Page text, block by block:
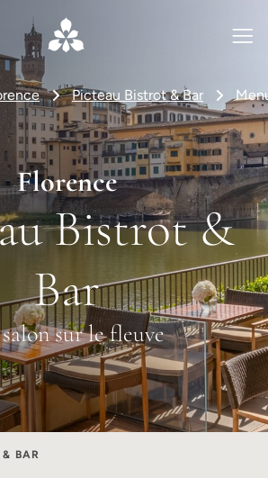
Picteau Bistrot & Bar
Florence
Bistrot &
Bar
sur le fleuve
BAR